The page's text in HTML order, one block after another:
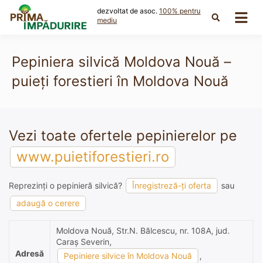
content
dezvoltat de asoc. 100% pentru
mediu
Pepiniera silvică Moldova Nouă –
puieți forestieri în Moldova Nouă
Vezi toate ofertele pepinierelor pe
www.puietiforestieri.ro
Reprezinți o pepinieră silvică? Înregistreză-ți oferta
sau
adaugă o cerere
Adresă
Moldova Nouă, Str.N. Bălcescu, nr. 108A, jud.
Caraş Severin,
Pepiniere silvice în Moldova Nouă
,